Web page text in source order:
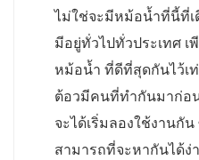
ไม่ใช่จะมีหม้อน้ำที่นี้ที่
มีอยู่ทั่วไปทั่วประเทศ
หม้อน้ำ ที่ดีที่สุดกันไว้เ
ต้อวมีคนที่ทำกันมาก่อ
จะได้เริ่มลองใช้งานกั
สามารถที่จะหากันได้ง่